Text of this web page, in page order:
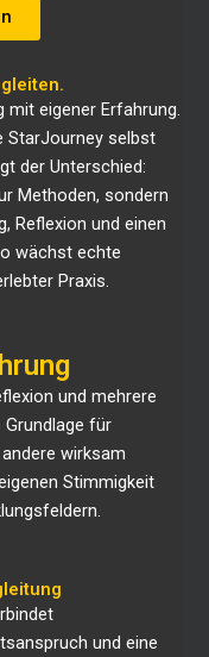
mit eigener Erfahrung.
StarJourney selbst
der Unterschied:
Methoden, sondern
Reflexion und einen
wächst echte
Praxis.
und mehrere
Grundlage für
wirksam
Stimmigkeit
und eine